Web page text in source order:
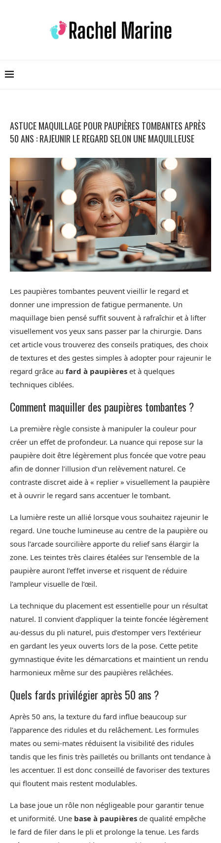
ASTUCE MAQUILLAGE POUR PAUPIÈRES TOMBANTES APRÈS
50 ANS : RAJEUNIR LE REGARD SELON UNE MAQUILLEUSE
Les paupières tombantes peuvent vieillir le regard et
donner une impression de fatigue permanente. Un
maquillage bien pensé suffit souvent à rafraîchir et à lifter
visuellement vos yeux sans passer par la chirurgie. Dans
cet article vous trouverez des conseils pratiques, des choix
de textures et des gestes simples à adopter pour rajeunir le
regard grâce au fard à paupières et à quelques
techniques ciblées.
Comment maquiller des paupières tombantes ?
La première règle consiste à manipuler la couleur pour
créer un effet de profondeur. La nuance qui repose sur la
paupière doit être légèrement plus foncée que votre peau
afin de donner l’illusion d’un relèvement naturel. Ce
contraste discret aide à « replier » visuellement la paupière
et à ouvrir le regard sans accentuer le tombant.
La lumière reste un allié lorsque vous souhaitez rajeunir le
regard. Une touche lumineuse au centre de la paupière ou
sous l’arcade sourcilière apporte du relief sans élargir la
zone. Les teintes très claires étalées sur l’ensemble de la
paupière auront l’effet inverse et risquent de réduire
l’ampleur visuelle de l’œil.
La technique du placement est essentielle pour un résultat
naturel. Il convient d’appliquer la teinte foncée légèrement
au-dessus du pli naturel, puis d’estomper vers l’extérieur
en gardant les yeux ouverts lors de la pose. Cette petite
gymnastique évite les démarcations et maintient un rendu
harmonieux même sur des paupières relâchées.
Quels fards privilégier après 50 ans ?
Après 50 ans, la texture du fard influe beaucoup sur
l’apparence des ridules et du relâchement. Les formules
mates ou semi-mates réduisent la visibilité des ridules
tandis que les finis très pailletés ou brillants ont tendance à
les accentuer. Il est donc conseillé de favoriser des textures
qui floutent mais restent modulables.
La base joue un rôle non négligeable pour garantir tenue
et uniformité. Une base à paupières de qualité empêche
le fard de filer dans le pli et prolonge la tenue. Les fards